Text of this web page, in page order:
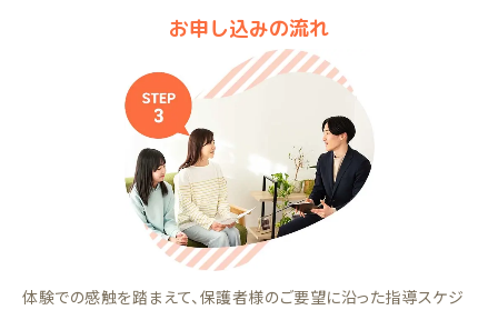
お申し込みの流れ
体験での感触を踏まえて、保護者様のご要望に沿った指導スケジ